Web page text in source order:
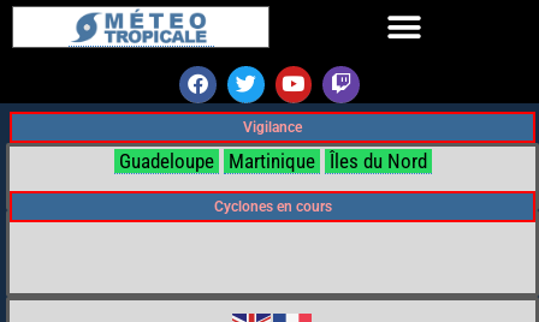
Vigilance
Guadeloupe Martinique Îles du Nord
Cyclones en cours